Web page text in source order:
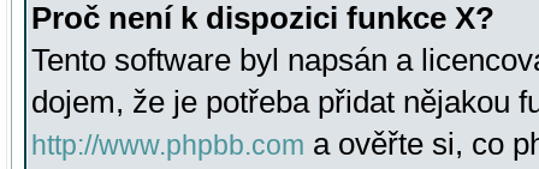
Proč není k dispozici funkce X?
Tento software byl napsán a
dojem, že je potřeba přidat nějakou
http://www.phpbb.com a ověřte si, co